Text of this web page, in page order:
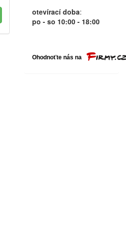
otevírací doba:
po - so 10:00 - 18:00